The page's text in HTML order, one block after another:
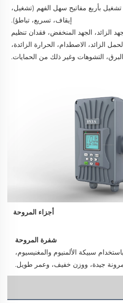
إيقاف، تسريع، تباطؤ).
التشوهات وغير ذلك من الحمايات.
أجزاء المروحة
شفرة المروحة
جيدة، ووزن خفيف، وعمر طويل.